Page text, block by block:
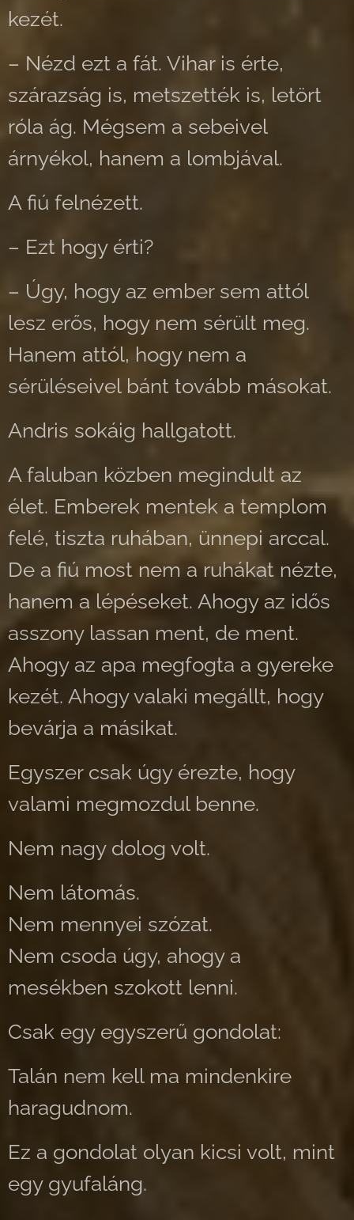
kezét.
– Nézd ezt a fát. Vihar is érte,
szárazság is, metszették is, letört
róla ág. Mégsem a sebeivel
árnyékol, hanem a lombjával.
A fiú felnézett.
– Ezt hogy érti?
– Úgy, hogy az ember sem attól
lesz erős, hogy nem sérült meg.
Hanem attól, hogy nem a
sérüléseivel bánt tovább másokat.
Andris sokáig hallgatott.
A faluban közben megindult az
élet. Emberek mentek a templom
felé, tiszta ruhában, ünnepi arccal.
De a fiú most nem a ruhákat nézte,
hanem a lépéseket. Ahogy az idős
asszony lassan ment, de ment.
Ahogy az apa megfogta a gyereke
kezét. Ahogy valaki megállt, hogy
bevárja a másikat.
Egyszer csak úgy érezte, hogy
valami megmozdul benne.
Nem nagy dolog volt.
Nem látomás.
Nem mennyei szózat.
Nem csoda úgy, ahogy a
mesékben szokott lenni.
Csak egy egyszerű gondolat:
Talán nem kell ma mindenkire
haragudnom.
Ez a gondolat olyan kicsi volt, mint
egy gyufaláng.